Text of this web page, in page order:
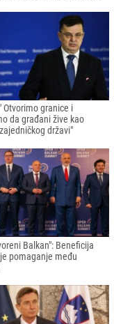
Otvorimo granice i
da građani žive kao
državi"
Balkan": Beneficija
pomaganje među